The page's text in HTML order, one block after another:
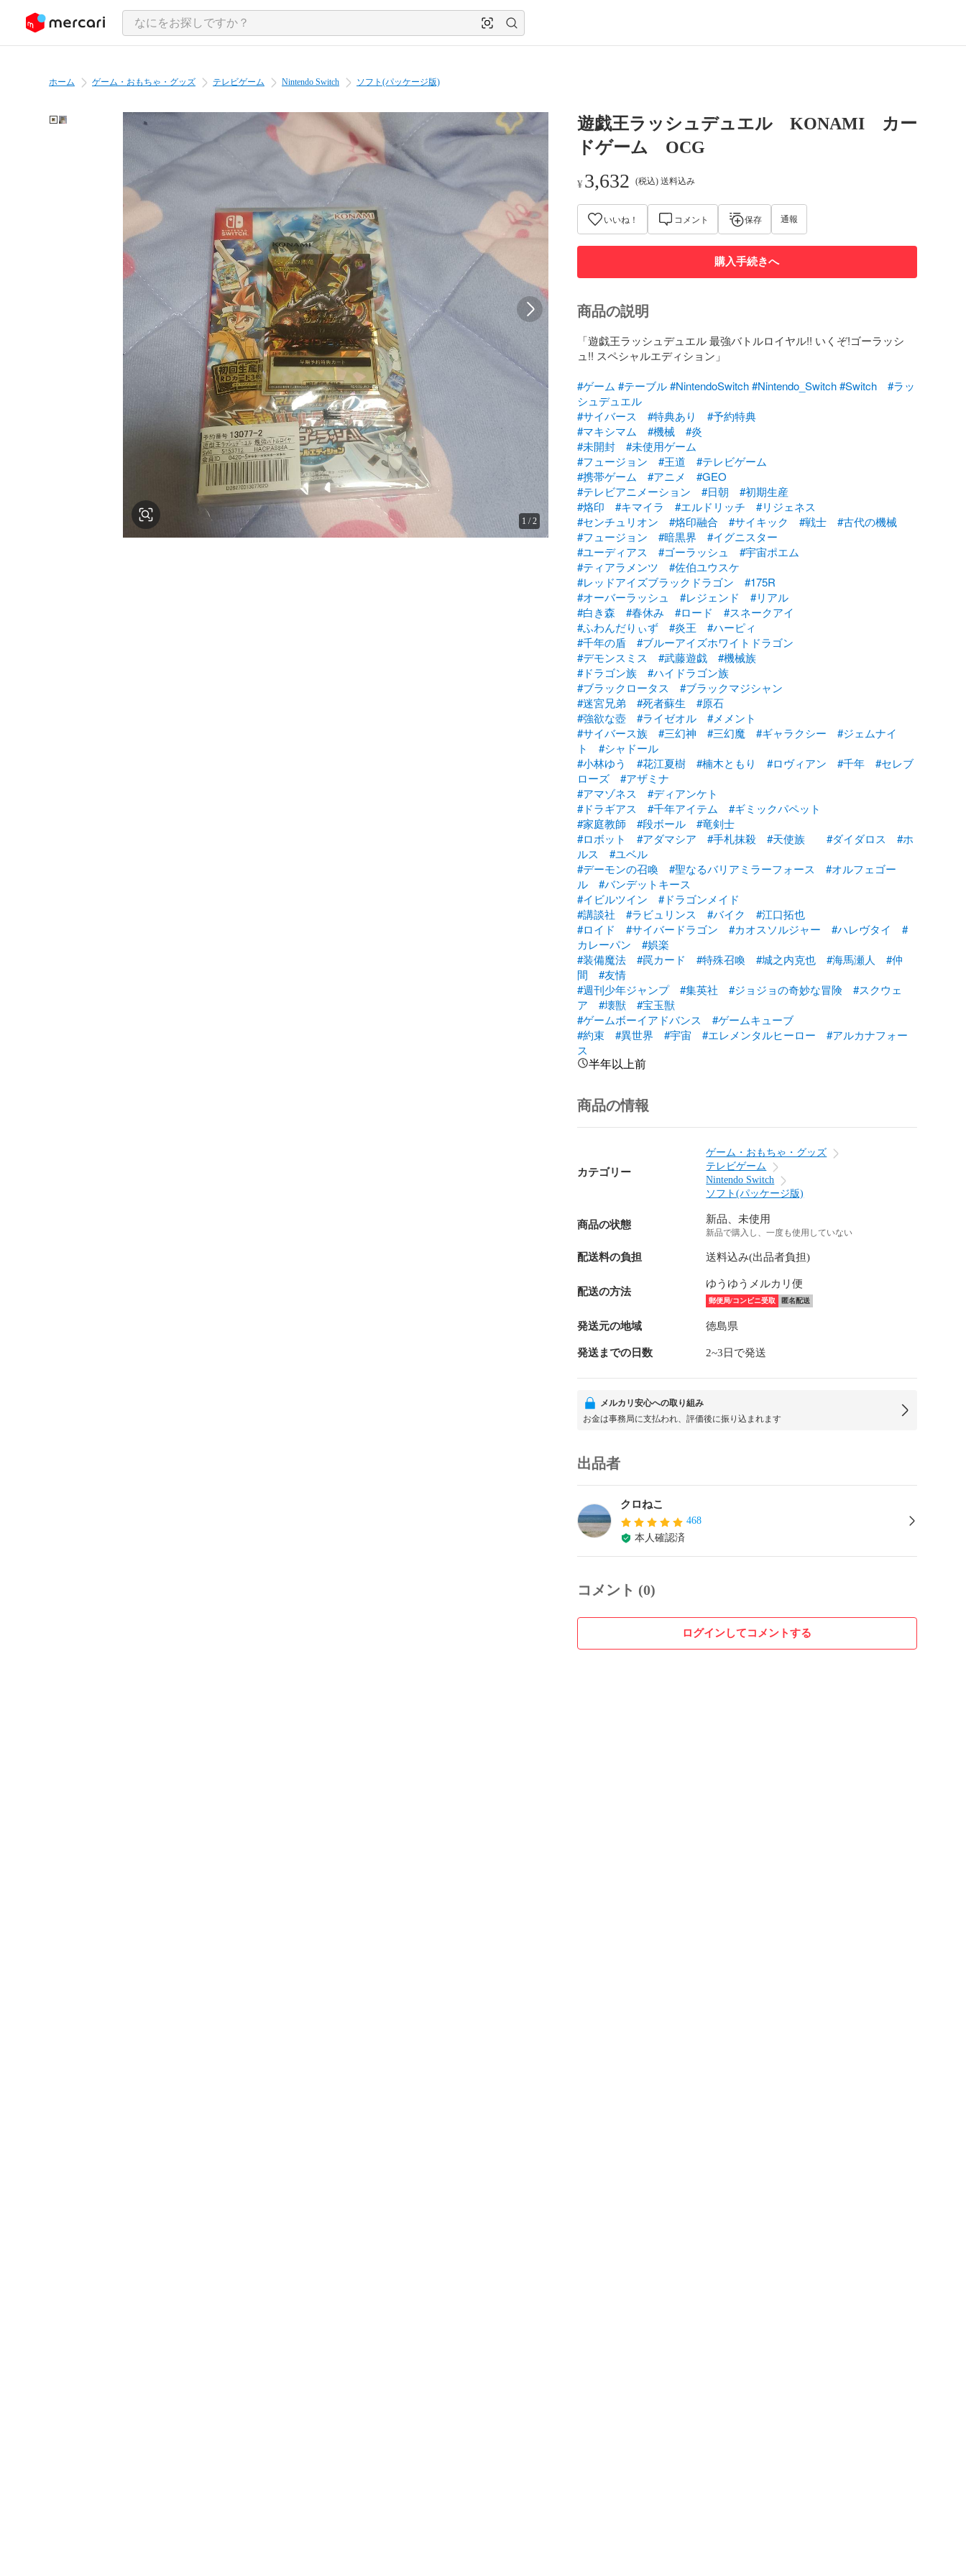
ツにスキップ
ホーム ゲーム・おもちゃ・グッズ テレビゲーム Nintendo Switch ソフト(パッケージ版)
1/2
遊戯王ラッシュデュエル KONAMI カー
ドゲーム OCG
¥ 3,632 (税込) 送料込み
いいね！ コメント 保存 通報
購入手続きへ
商品の説明
「遊戯王ラッシュデュエル 最強バトルロイヤル!! いくぞ!ゴーラッシ
ュ!! スペシャルエディション」
#ゲーム #テーブル #NintendoSwitch #Nintendo_Switch #Switch
#ラッ
シュデュエル
#サイバース
#特典あり
#予約特典
#マキシマム
#機械
#炎
#未開封
#未使用ゲーム
#フュージョン
#王道
#テレビゲーム
#携帯ゲーム
#アニメ
#GEO
#テレビアニメーション
#日朝
#初期生産
#烙印
#キマイラ #エルドリッチ
#リジェネス
#センチュリオン
#烙印融合 #サイキック #戦士
#古代の機械
#フュージョン
#暗黒界
#イグニスター
#ユーディアス
#ゴーラッシュ
#宇宙ポエム
#ティアラメンツ
#佐伯ユウスケ
#レッドアイズブラックドラゴン
#175R
#オーバーラッシュ
#レジェンド
#リアル
#白き森
#春休み #ロード
#スネークアイ
#ふわんだりぃず
#炎王
#ハーピィ
#千年の盾
#ブルーアイズホワイトドラゴン
#デモンスミス
#武藤遊戯
#機械族
#ドラゴン族
#ハイドラゴン族
#ブラックロータス
#ブラックマジシャン
#迷宮兄弟
#死者蘇生
#原石
#強欲な壺
#ライゼオル
#メメント
#サイバース族
#三幻神 #三幻魔 #ギャラクシー
#ジェムナイ
ト
#シャドール
#小林ゆう
#花江夏樹 #楠木ともり #ロヴィアン #千年
#セレブ
ローズ
#アザミナ
#アマゾネス
#ディアンケト
#ドラギアス
#千年アイテム
#ギミックパペット
#家庭教師
#段ボール
#竜剣士
#ロボット
#アダマシア #手札抹殺 #天使族 #ダイダロス
#ホ
ルス
#ユベル
#デーモンの召喚
#聖なるバリアミラーフォース
#オルフェゴー
ル
#バンデットキース
#イビルツイン
#ドラゴンメイド
#講談社
#ラビュリンス #バイク
#江口拓也
#ロイド
#サイバードラゴン #カオスソルジャー #ハレヴタイ
#
カレーパン
#娯楽
#装備魔法
#罠カード #特殊召喚 #城之内克也 #海馬瀬人
#仲
間
#友情
#週刊少年ジャンプ
#集英社 #ジョジョの奇妙な冒険
#スクウェ
ア
#壊獣
#宝玉獣
#ゲームボーイアドバンス
#ゲームキューブ
#約束
#異世界 #宇宙 #エレメンタルヒーロー
#アルカナフォー
ス
半年以上前
商品の情報
カテゴリー
ゲーム・おもちゃ・グッズ
テレビゲーム
Nintendo Switch
ソフト(パッケージ版)
商品の状態 新品、未使用
新品で購入し、一度も使用していない
配送料の負担 送料込み(出品者負担)
配送の方法
ゆうゆうメルカリ便
郵便局/コンビニ受取 匿名配送
発送元の地域 徳島県
発送までの日数 2~3日で発送
メルカリ安心への取り組み
お金は事務局に支払われ、評価後に振り込まれます
出品者
クロねこ
468
本人確認済
コメント (0)
ログインしてコメントする